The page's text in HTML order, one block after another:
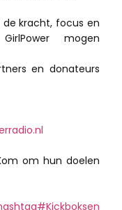
kracht, focus en
mogen
en donateurs
.nl
om hun doelen